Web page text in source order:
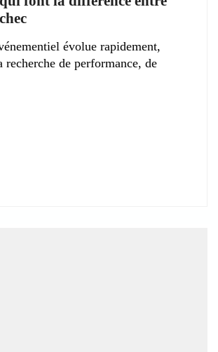
évolue rapidement,
recherche de performance, de